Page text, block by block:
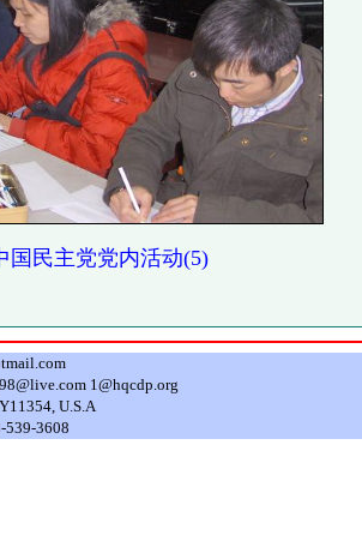
国民主党党内活动(5)
1@hqcdp.org
U.S.A
539-3608